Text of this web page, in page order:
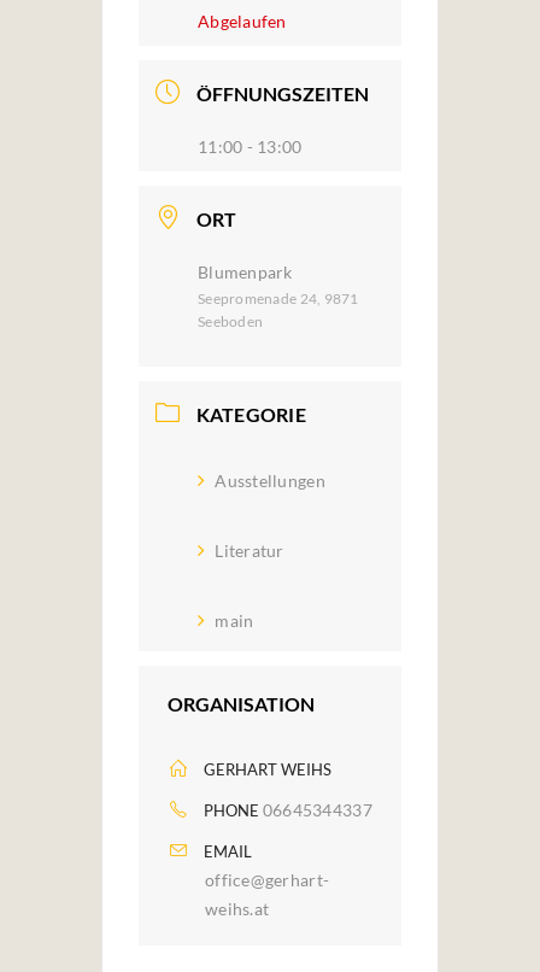
Abgelaufen
ÖFFNUNGSZEITEN
11:00 - 13:00
ORT
Blumenpark
Seepromenade 24, 9871
Seeboden
KATEGORIE
Ausstellungen
Literatur
main
ORGANISATION
GERHART WEIHS
PHONE 06645344337
EMAIL
office@gerhart-
weihs.at